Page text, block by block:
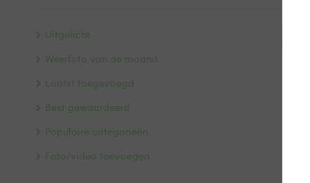
Alle
Uitgelicht
Weerfoto van de maand
Laatst toegevoegd
Best gewaardeerd
Populaire categorieën
Foto/video toevoegen